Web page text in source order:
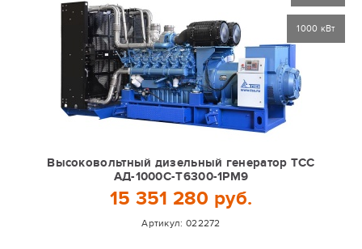
Высоковольтный дизельный генератор ТСС
АД-1000С-Т6300-1РМ9
15 351 280 руб.
Артикул: 022272
1000 кВт